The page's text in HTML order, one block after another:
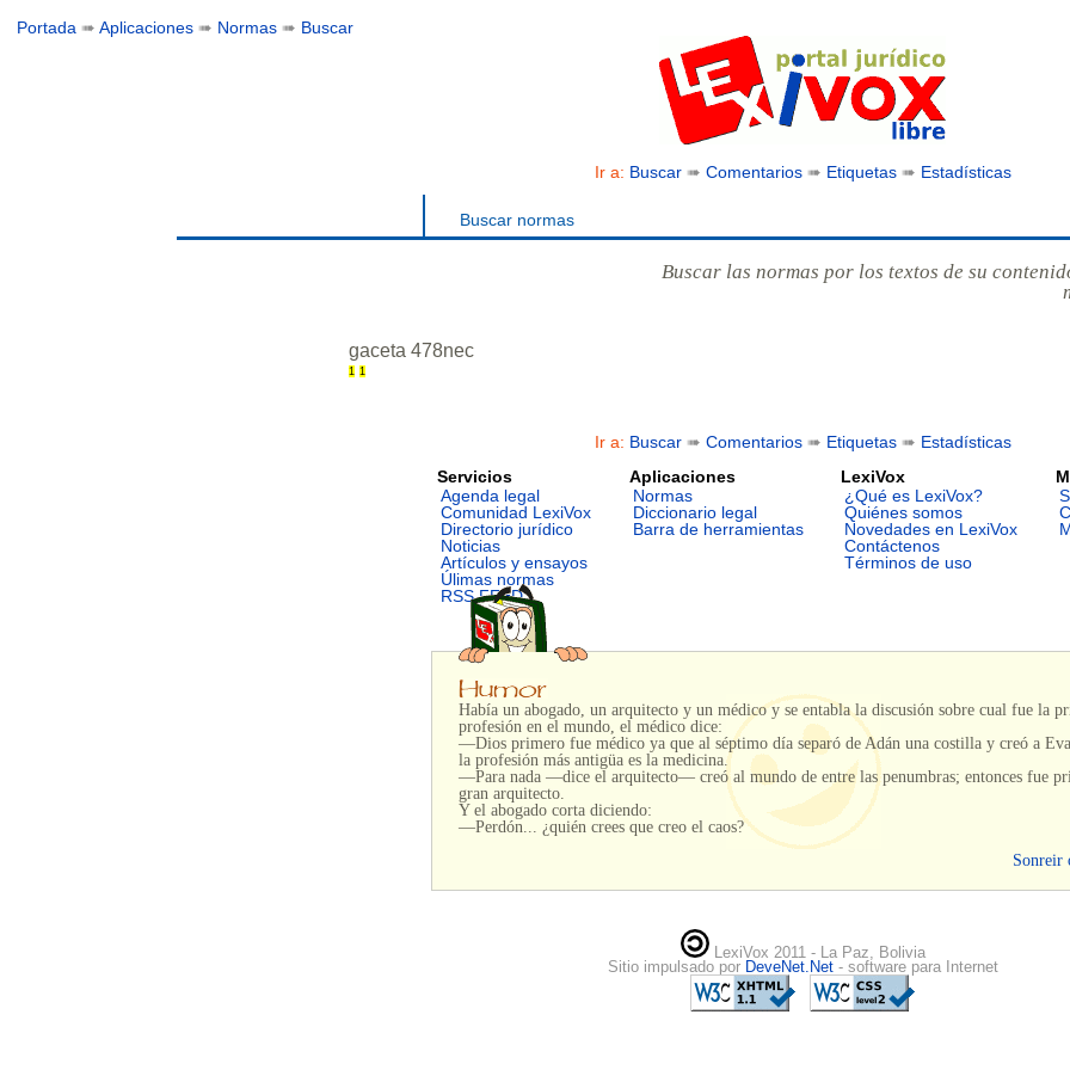
Portada ➠Aplicaciones ➠ Normas ➠ Buscar
Ir a: Buscar➠ Comentarios➠ Etiquetas➠ Estadísticas
Buscar normas
Buscar las normas por los textos de su
gaceta 478nec
1 1
Ir a: Buscar➠ Comentarios➠ Etiquetas➠ Estadísticas
Servicios
Agenda legal
Comunidad LexiVox
Directorio jurídico
Noticias
Artículos y ensayos
Úlimas normas
RSS FEED
Aplicaciones
Normas
Diccionario legal
Barra de herramientas
LexiVox
¿Qué es LexiVox?
Quiénes somos
Novedades en LexiVox
Contáctenos
Términos de uso
Había un abogado, un arquitecto y un médico y se entabla la discusión sobre cual fue la
profesión en el mundo, el médico dice:
—Dios primero fue médico ya que al séptimo día separó de Adán una costilla y creó a
la profesión más antigüa es la medicina.
—Para nada —dice el arquitecto— creó al mundo de entre las penumbras; entonces fue
gran arquitecto.
Y el abogado corta diciendo:
—Perdón... ¿quién crees que creo el caos?
Sonreir
LexiVox 2011 - La Paz, Bolivia
Sitio impulsado por DeveNet.Net - software para Internet